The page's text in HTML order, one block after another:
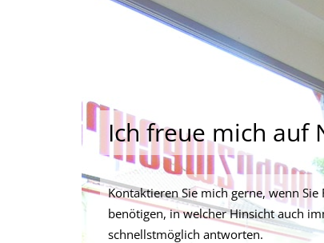
Ich freue mich auf
Kontaktieren Sie mich gerne, wenn
benötigen, in welcher Hinsicht auch
schnellstmöglich antworten.